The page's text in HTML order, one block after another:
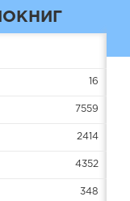
16
7559
2414
4352
348